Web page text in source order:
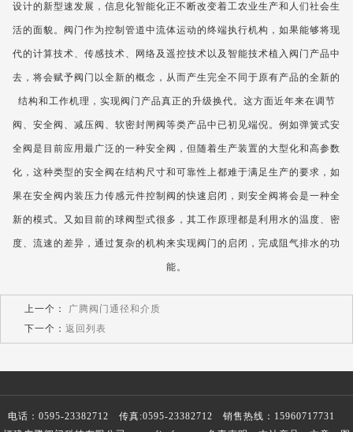
设计的新型速发展，信息化智能化正不断改变着工农业生产和人们社会生
活的面貌。阀门作为控制管道中流体运动的终端执行机构，如果能够将现
代的计算技术、传感技术、网络及遥控技术以及智能技术植入阀门产品中
去，将会赋予阀门以全新的概念，从而产生完全不同于原有产品的全新的
结构和工作机理，实现阀门产品真正的升级换代。这方面近年来在调节
阀、安全阀、减压阀、软密封闸阀等类产品中已初见端倪。例如弹簧式安
全阀是目前应用最广泛的一种安全阀，但随着生产装置的大型化和高参数
化，这种类型的安全阀在结构尺寸和可靠性上都难于满足生产的要求，如
果在安全阀内装压力传感元件控制阀的快速启闭，则安全阀将会是一种全
新的模式。又如目前的球阀型式很多，其工作原理都是利用水的温度、密
度、流速的差异，通过复杂的机构来实现阀门的启闭，完成阻气排水的功
能。
上一个：
广腾阀门通径和介质
下一个： 返回列表
电话：0595-23382712 传真:0595-23382712 销售热线：15960717731